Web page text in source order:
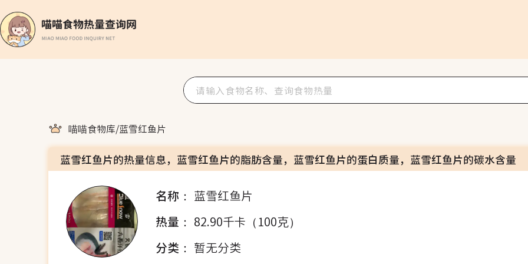
喵喵食物库/蓝雪红鱼片
蓝雪红鱼片的热量信息，蓝雪红鱼片的脂肪含量，蓝雪红鱼片的蛋白质量，蓝雪红鱼片的碳水含量
名称： 蓝雪红鱼片
热量： 82.90千卡（100克）
分类： 暂无分类